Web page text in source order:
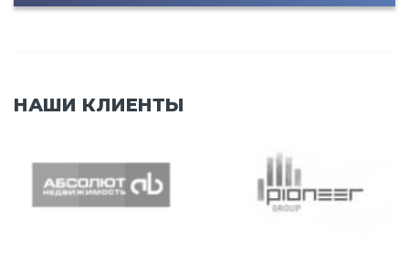
НАШИ КЛИЕНТЫ